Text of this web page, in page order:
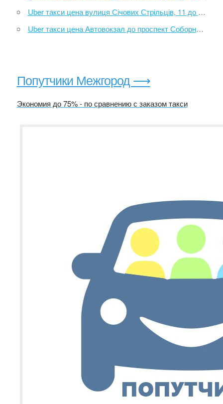
Uber такси цена вулиця Січових Стрільців, 11 до вулиця Княгині Ольги, 122
Uber такси цена Автовокзал до проспект Соборний, 166
Попутчики Межгород ⟶
Экономия до 75% - по сравнению с заказом такси